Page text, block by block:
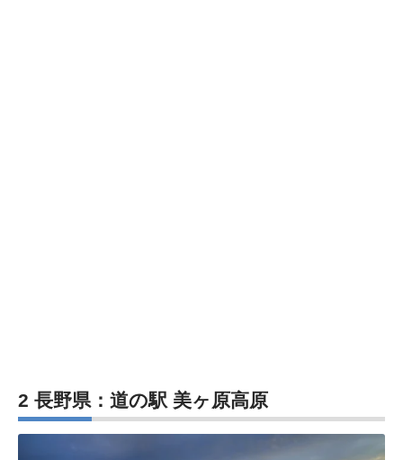
2 長野県：道の駅 美ヶ原高原